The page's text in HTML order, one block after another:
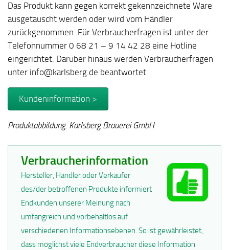
Das Produkt kann gegen korrekt gekennzeichnete Ware
ausgetauscht werden oder wird vom Händler
zurückgenommen. Für Verbraucherfragen ist unter der
Telefonnummer 0 68 21 – 9 14 42 28 eine Hotline
eingerichtet. Darüber hinaus werden Verbraucherfragen
unter info@karlsberg.de beantwortet
Kundeninformation >
Produktabbildung: Karlsberg Brauerei GmbH
Verbraucherinformation
Hersteller, Händler oder Verkäufer
des/der betroffenen Produkte informiert
Endkunden unserer Meinung nach
umfangreich und vorbehaltlos auf
verschiedenen Informationsebenen. So ist gewährleistet,
dass möglichst viele Endverbraucher diese Information